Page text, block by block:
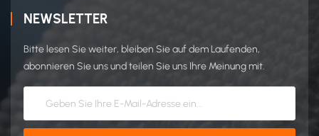
NEWSLETTER
Bitte lesen Sie weiter, bleiben Sie auf dem Laufenden,
abonnieren Sie uns und teilen Sie uns Ihre Meinung mit.